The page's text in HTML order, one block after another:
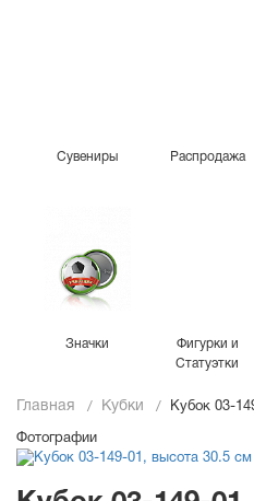
Сувениры Распродажа
Значки
Фигурки и
Статуэтки
Главная Кубки Кубок 03-
Фотографии